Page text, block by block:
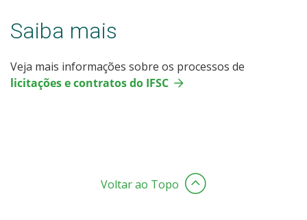
Saiba mais
Veja mais informações sobre os processos de
licitações e contratos do IFSC
Voltar ao Topo